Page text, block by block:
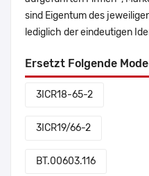
sind Eigentum des
lediglich der eindeutigen
Ersetzt Folgende
3ICR18-65-2
3ICR19/66-2
BT.00603.116